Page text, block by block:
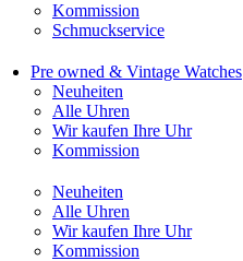
Kommission
Schmuckservice
Pre owned & Vintage Watches
Neuheiten
Alle Uhren
Wir kaufen Ihre Uhr
Kommission
Neuheiten
Alle Uhren
Wir kaufen Ihre Uhr
Kommission